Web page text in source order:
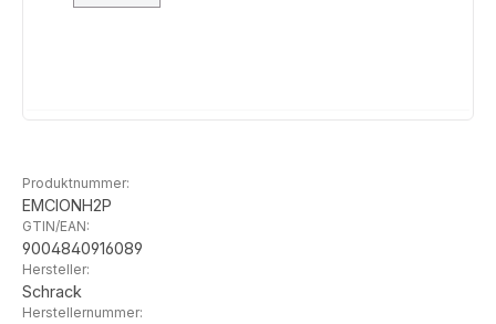
Produktnummer:
EMCIONH2P
GTIN/EAN:
9004840916089
Hersteller:
Schrack
Herstellernummer: